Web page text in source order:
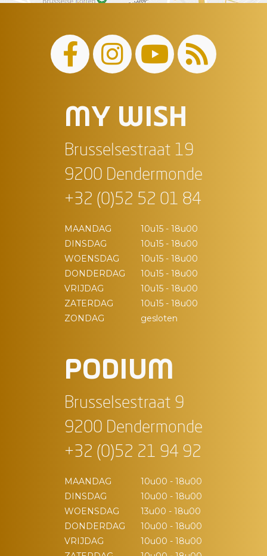
MY WISH
Brusselsestraat 19
9200 Dendermonde
+32 (0)52 52 01 84
MAANDAG
10u15 - 18u00
DINSDAG
10u15 - 18u00
WOENSDAG
10u15 - 18u00
DONDERDAG
10u15 - 18u00
VRIJDAG
10u15 - 18u00
ZATERDAG
10u15 - 18u00
ZONDAG
gesloten
PODIUM
Brusselsestraat 9
9200 Dendermonde
+32 (0)52 21 94 92
MAANDAG
10u00 - 18u00
DINSDAG
10u00 - 18u00
WOENSDAG
13u00 - 18u00
DONDERDAG
10u00 - 18u00
VRIJDAG
10u00 - 18u00